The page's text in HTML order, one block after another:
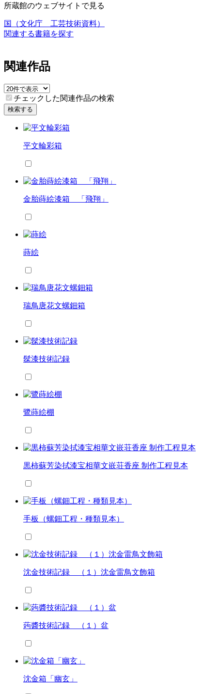
所蔵館のウェブサイトで見る
国（文化庁 工芸技術資料）
関連する書籍を探す
関連作品
チェックした関連作品の検索
検索する
平文輪彩箱
金胎蒔絵漆箱 「飛翔」
蒔絵
瑞鳥唐花文螺鈿箱
髹漆技術記録
鷺蒔絵棚
黒柿蘇芳染拭漆宝相華文嵌荘香座 制作工程見本
手板（螺鈿工程・種類見本）
沈金技術記録 （１）沈金雷鳥文飾箱
蒟醬技術記録 （１）盆
沈金箱「幽玄」